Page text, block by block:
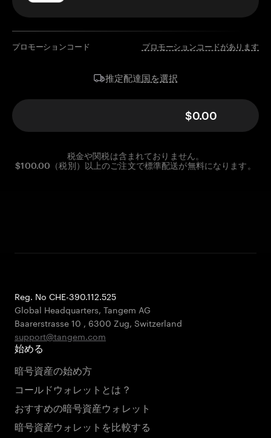
プロモーションコード プロモーションコードがあります
推定配達国を選択
$0.00
税金や関税は含まれておりません。
$100.00（税別）以上のご注文で標準配送が無料になります。
Reg. No CHE-390.112.525
Global Headquarters, Tangem AG
Baarerstrasse 10 , 6300 Zug, Switzerland
support@tangem.com
始める
暗号資産の始め方
コールドウォレットとは？
おすすめの暗号資産ウォレット
暗号資産ウォレットを比較する